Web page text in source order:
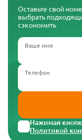
Оставьте свой
выбрать
сэкономить
Ваше имя
Телефон
Нажимая
Политикой